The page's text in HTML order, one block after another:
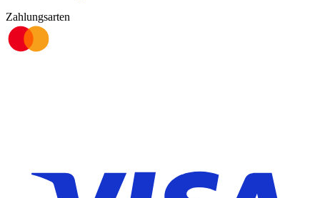
Zahlungsarten